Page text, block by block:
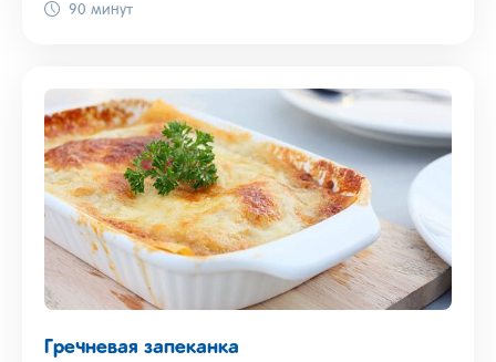
90 минут
Гречневая запеканка